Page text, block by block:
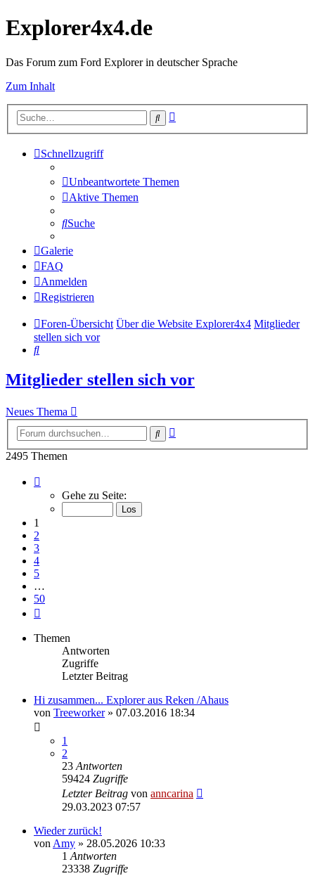
Explorer4x4.de
Das Forum zum Ford Explorer in deutscher Sprache
Zum Inhalt
Suche
Schnellzugriff
Unbeantwortete Themen
Aktive Themen
Suche
Galerie
FAQ
Anmelden
Registrieren
Foren-Übersicht Über die Website Explorer4x4 Mitglieder
stellen sich vor
Suche
Mitglieder stellen sich vor
Neues Thema
Suche
2495 Themen
von
Gehe zu Seite:
1
2
3
4
5
…
50
Themen
Antworten
Zugriffe
Letzter Beitrag
Hi zusammen... Explorer aus Reken /Ahaus
von Treeworker» 07.03.2016 18:34
1
2
23 Antworten
59424 Zugriffe
Letzter Beitrag von anncarina
29.03.2023 07:57
Wieder zurück!
von Amy » 28.05.2026 10:33
1 Antworten
23338 Zugriffe